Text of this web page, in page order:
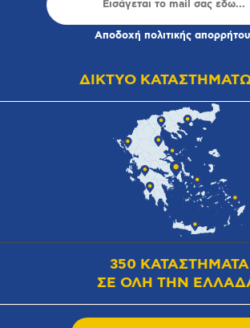
Αποδοχή πολιτικής απορρήτου
ΔΙΚΤΥΟ
350 ΚΑΤΑΣΤΗΜΑΤΑ
ΣΕ ΟΛΗ ΤΗΝ